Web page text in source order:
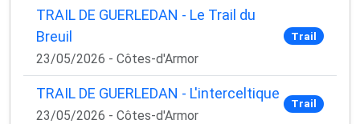
TRAIL DE GUERLEDAN - Le Trail du
Breuil
23/05/2026 - Côtes-d'Armor
Trail
TRAIL DE GUERLEDAN - L'interceltique
23/05/2026 - Côtes-d'Armor
Trail